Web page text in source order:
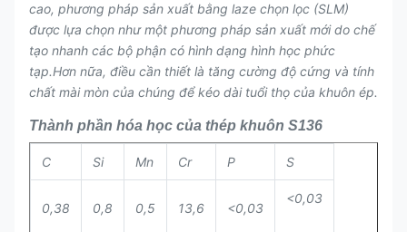
cao, phương pháp sản xuất bằng laze chọn lọc (SLM)
được lựa chọn như một phương pháp sản xuất mới do chế
tạo nhanh các bộ phận có hình dạng hình học phức
tạp.Hơn nữa, điều cần thiết là tăng cường độ cứng và tính
chất mài mòn của chúng để kéo dài tuổi thọ của khuôn ép.
Thành phần hóa học của thép khuôn S136
C Si Mn Cr P S
0,38 0,8 0,5 13,6 <0,03
<0,03